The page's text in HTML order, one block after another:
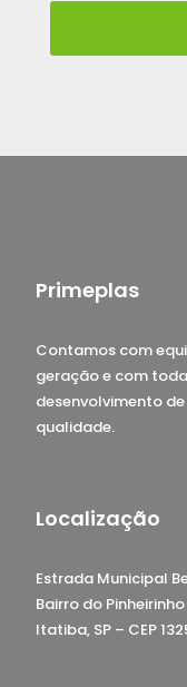
Primeplas
Contamos com
geração e com
desenvolvimento
qualidade.
Localização
Estrada Municipal
Bairro do Pinheirinho
Itatiba, SP – CEP